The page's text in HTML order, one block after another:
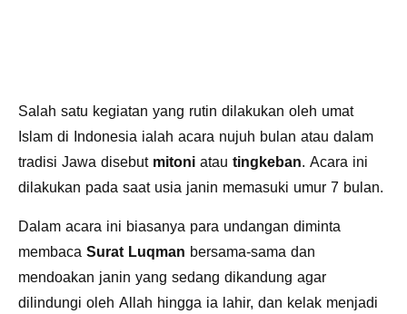
Salah satu kegiatan yang rutin dilakukan oleh umat
Islam di Indonesia ialah acara nujuh bulan atau dalam
tradisi Jawa disebut mitoni atau tingkeban. Acara ini
dilakukan pada saat usia janin memasuki umur 7 bulan.
Dalam acara ini biasanya para undangan diminta
membaca Surat Luqman bersama-sama dan
mendoakan janin yang sedang dikandung agar
dilindungi oleh Allah hingga ia lahir, dan kelak menjadi